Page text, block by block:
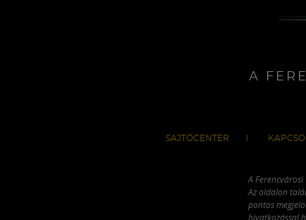
A
SAJTÓCENTER
A
Az oldalon
pontos
hivatkozással